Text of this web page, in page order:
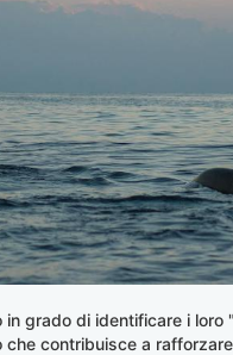
in grado di identificare i
che contribuisce a